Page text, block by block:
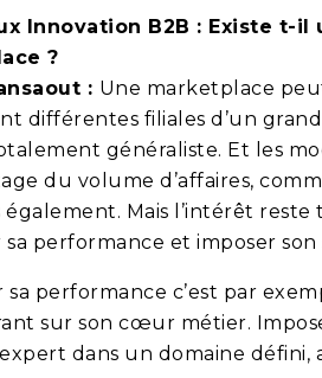
Innovation B2B : Existe t-
?
: Une marketplace
différentes filiales d’un
généraliste. Et les
du volume d’affaires,
Mais l’intérêt
performance et imposer son
sa performance c’est par
sur son cœur métier.
dans un domaine défini,